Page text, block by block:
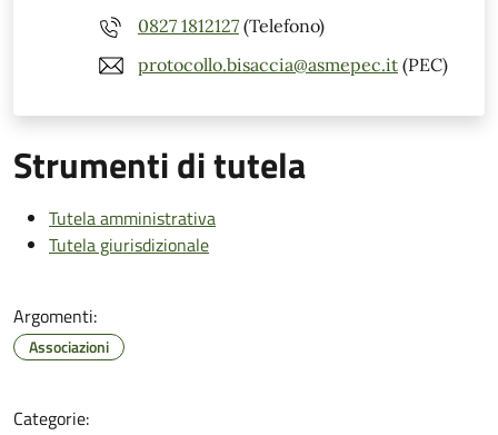
0827 1812127 (Telefono)
protocollo.bisaccia@asmepec.it (PEC)
Strumenti di tutela
Tutela amministrativa
Tutela giurisdizionale
Argomenti:
Associazioni
Categorie: